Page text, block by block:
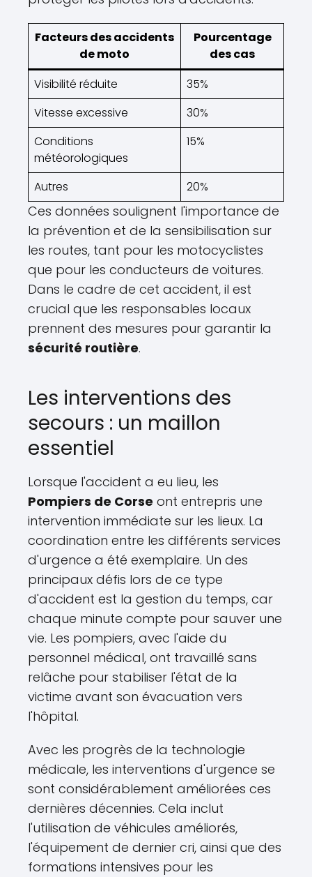
Facteurs des accidents
de moto
Pourcentage
des cas
Visibilité réduite
35%
Vitesse excessive
30%
Conditions
météorologiques
15%
Autres 20%
Ces données soulignent l'importance de
la prévention et de la sensibilisation sur
les routes, tant pour les motocyclistes
que pour les conducteurs de voitures.
Dans le cadre de cet accident, il est
crucial que les responsables locaux
prennent des mesures pour garantir la
sécurité routière.
Les interventions des
secours : un maillon
essentiel
Lorsque l'accident a eu lieu, les
Pompiers de Corse ont entrepris une
intervention immédiate sur les lieux. La
coordination entre les différents services
d'urgence a été exemplaire. Un des
principaux défis lors de ce type
d'accident est la gestion du temps, car
chaque minute compte pour sauver une
vie. Les pompiers, avec l'aide du
personnel médical, ont travaillé sans
relâche pour stabiliser l'état de la
victime avant son évacuation vers
l'hôpital.
Avec les progrès de la technologie
médicale, les interventions d'urgence se
sont considérablement améliorées ces
dernières décennies. Cela inclut
l'utilisation de véhicules améliorés,
l'équipement de dernier cri, ainsi que des
formations intensives pour les